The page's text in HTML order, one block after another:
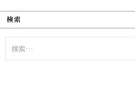
検索
索: